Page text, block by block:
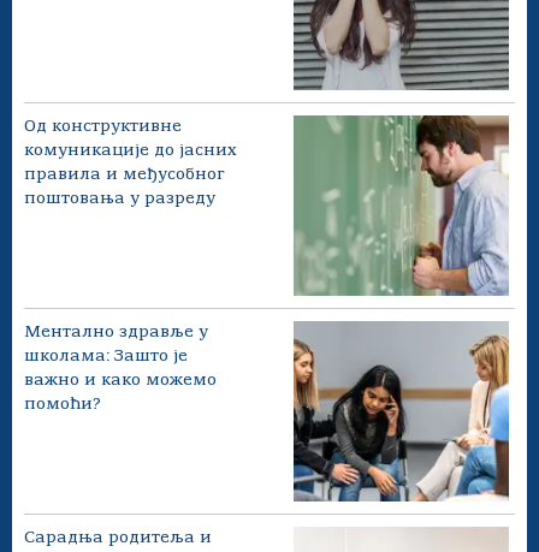
Од конструктивне
комуникације до јасних
правила и међусобног
поштовања у разреду
Ментално здравље у
школама: Зашто је
важно и како можемо
помоћи?
Сарадња родитеља и